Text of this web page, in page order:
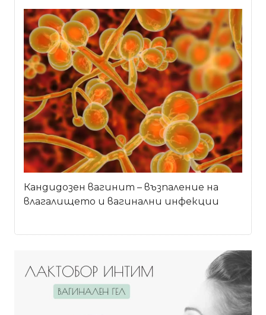
Кандидозен вагинит – възпаление на
влагалището и вагинални инфекции